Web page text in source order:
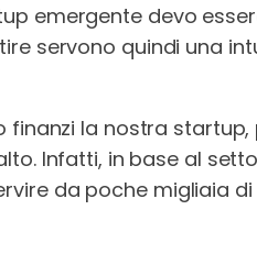
emergente devo
servono quindi una
finanzi la nostra startup,
Infatti, in base al
da poche migliaia di